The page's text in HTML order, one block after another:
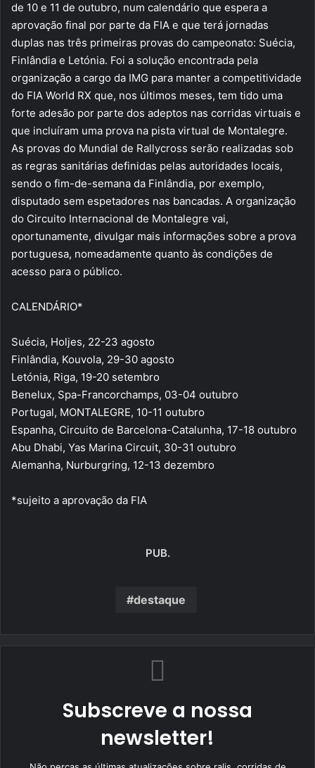
de 10 e 11 de outubro, num calendário que espera a
aprovação final por parte da FIA e que terá jornadas
duplas nas três primeiras provas do campeonato: Suécia,
Finlândia e Letónia. Foi a solução encontrada pela
organização a cargo da IMG para manter a competitividade
do FIA World RX que, nos últimos meses, tem tido uma
forte adesão por parte dos adeptos nas corridas virtuais e
que incluíram uma prova na pista virtual de Montalegre.
As provas do Mundial de Rallycross serão realizadas sob
as regras sanitárias definidas pelas autoridades locais,
sendo o fim-de-semana da Finlândia, por exemplo,
disputado sem espetadores nas bancadas. A organização
do Circuito Internacional de Montalegre vai,
oportunamente, divulgar mais informações sobre a prova
portuguesa, nomeadamente quanto às condições de
acesso para o público.
CALENDÁRIO*
Suécia, Holjes, 22-23 agosto
Finlândia, Kouvola, 29-30 agosto
Letónia, Riga, 19-20 setembro
Benelux, Spa-Francorchamps, 03-04 outubro
Portugal, MONTALEGRE, 10-11 outubro
Espanha, Circuito de Barcelona-Catalunha, 17-18 outubro
Abu Dhabi, Yas Marina Circuit, 30-31 outubro
Alemanha, Nurburgring, 12-13 dezembro
*sujeito a aprovação da FIA
PUB.
destaque
Subscreve a nossa
newsletter!